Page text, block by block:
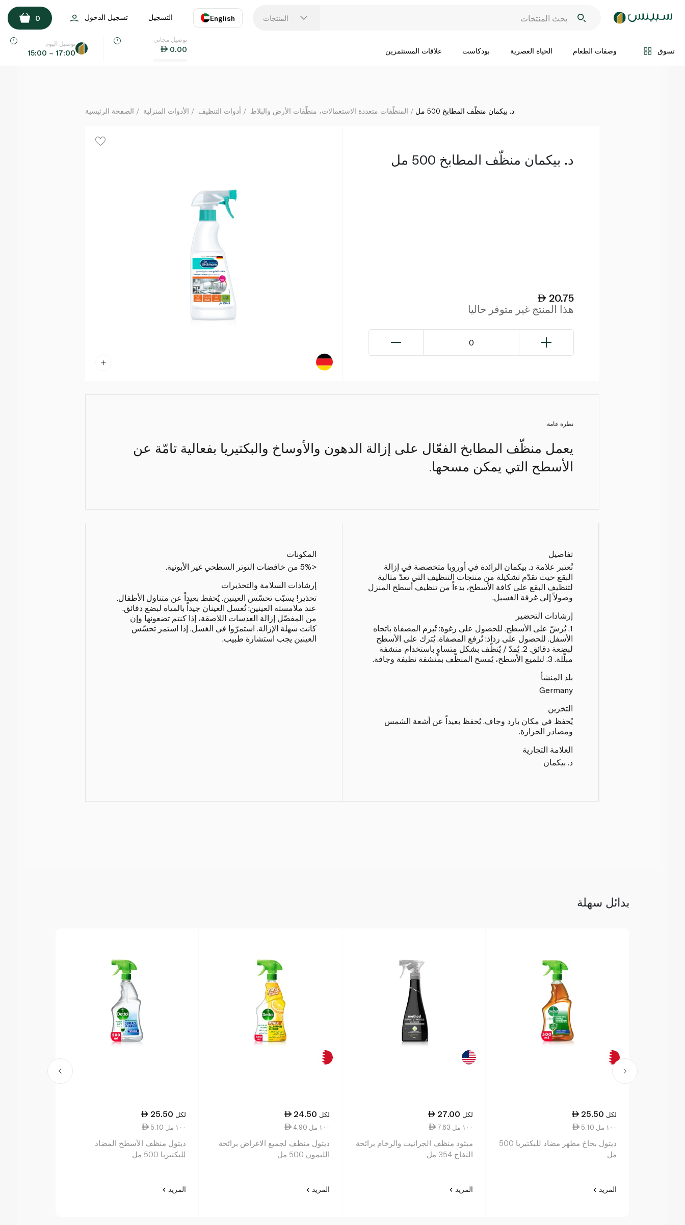
المنتجات English
اللغة
التسجيل تسجيل الدخول 0
تسوق وصفات الطعام الحياة العصرية بودكاست علاقات المستثمرين
توصيل مجاني
0.00
توصيل اليوم
15:00 – 17:00
اضف الى السلة
الصفحة الرئيسية الأدوات المنزلية أدوات التنظيف المنظّفات متعددة الاستعمالات، منظّفات الأرض والبلاط د. بيكمان منظّف المطابخ 500 مل
د. بيكمان منظّف المطابخ 500 مل
20.75
هذا المنتج غير متوفر حاليا
0
نظرة عامة
يعمل منظّف المطابخ الفعّال على إزالة الدهون والأوساخ والبكتيريا بفعالية تامّة عن
الأسطح التي يمكن مسحها.
تفاصيل
تُعتبر علامة د. بيكمان الرائدة في أوروبا متخصصة في إزالة
البقع حيث تقدّم تشكيلة من منتجات التنظيف التي تعدّ مثالية
لتنظيف البقع على كافة الأسطح، بدءاً من تنظيف أسطح المنزل
وصولاً إلى غرفة الغسيل.
إرشادات التحضير
1. يُرشّ على الأسطح. للحصول على رغوة: تُبرم المصفاة باتجاه
الأسفل. للحصول على رذاذ: تُرفع المصفاة. يُترك على الأسطح
لبضعة دقائق. 2. يُمدّ / يُنظّف بشكل متساوٍ باستخدام منشفة
مبلّلة. 3. لتلميع الأسطح، يُمسح المنظّف بمنشفة نظيفة وجافة.
بلد المنشأ
Germany
التخزين
يُحفظ في مكان بارد وجاف. يُحفظ بعيداً عن أشعة الشمس
ومصادر الحرارة.
العلامة التجارية
د. بيكمان
المكونات
<5% من خافضات التوتر السطحي غير الأيونية.
إرشادات السلامة والتحذيرات
تحذير! يسبّب تحسّس العينين. يُحفظ بعيداً عن متناول الأطفال.
عند ملامسته العينين: تُغسل العينان جيداً بالمياه لبضع دقائق.
من المفضّل إزالة العدسات اللاصقة، إذا كنتم تضعونها وإن
كانت سهلة الإزالة. استمرّوا في الغسل. إذا استمر تحسّس
العينين يجب استشارة طبيب.
بدائل سهلة
25.50 لكل
5.10 ١٠٠ مل
ديتول بخاخ مطهر مضاد للبكتيريا 500
مل
المزيد
27.00 لكل
7.63 ١٠٠ مل
ميثود منظف الجرانيت والرخام برائحة
التفاح 354 مل
المزيد
24.50 لكل
4.90 ١٠٠ مل
ديتول منظف لجميع الاغراض برائحة
الليمون 500 مل
المزيد
25.50 لكل
5.10 ١٠٠ مل
ديتول منظف ​​الأسطح المضاد
للبكتيريا 500 مل
المزيد